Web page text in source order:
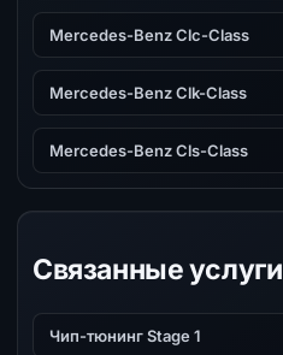
Mercedes-Benz Clc-Class
Mercedes-Benz Clk-Class
Mercedes-Benz Cls-Class
Связанные услуги
Чип-тюнинг Stage 1